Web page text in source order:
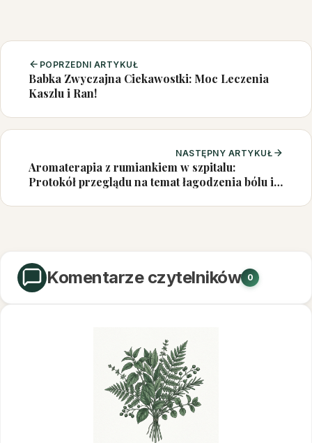
POPRZEDNI ARTYKUŁ
Babka Zwyczajna Ciekawostki: Moc Leczenia
Kaszlu i Ran!
NASTĘPNY ARTYKUŁ
Aromaterapia z rumiankiem w szpitalu:
Protokół przeglądu na temat łagodzenia bólu i
Komentarze czytelników 0